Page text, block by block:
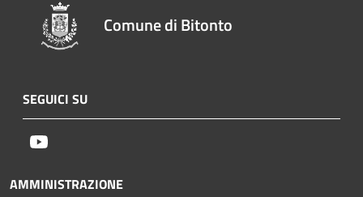
Comune di Bitonto
SEGUICI SU
AMMINISTRAZIONE